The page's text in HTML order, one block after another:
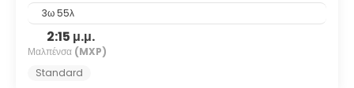
3ω 55λ
2:15 μ.μ.
Μαλπένσα (MXP)
Standard